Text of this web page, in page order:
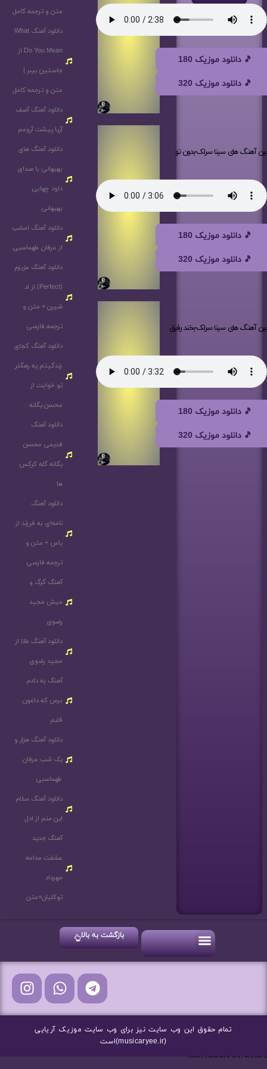
🎵 دانلود موزیک 180
🎵 دانلود موزیک 320
آهنگ های سینا سرلک-بدون تو
🎵 دانلود موزیک 180
🎵 دانلود موزیک 320
آهنگ های سینا سرلک-بخند رفیق
🎵 دانلود موزیک 180
🎵 دانلود موزیک 320
متن و ترجمه کامل
دانلود آهنگ What
Do You Mean از
جاستین بیبر |
متن و ترجمه کامل
دانلود آهنگ آصف
آریا پیشت آرومم
دانلود آهنگ های
بهبهانی با صدای
داود چهابی
بهبهانی
دانلود آهنگ امشب
از عرفان طهماسبی
دانلود آهنگ عزیزم
(Perfect) از اد
شیرن + متن و
ترجمه فارسی
دانلود آهنگ کجای
زندگیتم یه رهگذر
تو خوابت از
محسن یگانه
دانلود آهنگ
قدیمی محسن
یگانه گله کرکس
ها
دانلود آهنگ
نامه‌ای به فرزند از
یاس + متن و
ترجمه فارسی
آهنگ گرگ و
میش مجید
رضوی
دانلود آهنگ طلا از
مجید رضوی
آهنگ به دادم
برس که داغون
قلبم
دانلود آهنگ هزار و
یک شب عرفان
طهماسبی
دانلود آهنگ سلام
این منم از ادل
آهنگ جدید
عشقت مدامه
مهرداد
توکلیان+متن
بازگشت به بالا
تمام حقوق این وب سایت نیز برای وب سایت موزیک آریایی
(musicaryee.ir)است
nsert Headers and Footers